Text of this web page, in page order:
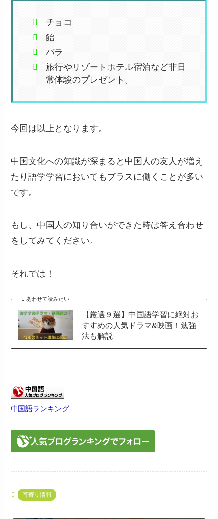
チョコ
飴
バラ
旅行やリゾートホテル宿泊など非日
常体験のプレゼント。
今回は以上となります。
中国文化への知識が深まると中国人の友人が増え
たり語学学習においてもプラスに働くことが多い
です。
もし、中国人の知り合いができた時は答え合わせ
をしてみてください。
それでは！
あわせて読みたい
【厳選９選】中国語学習に絶対お
すすめの人気ドラマ&映画！勉強
法も解説
中国語ランキング
耳寄り情報